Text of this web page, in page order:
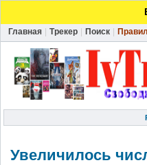
Главная Трекер Поиск
Увеличилось